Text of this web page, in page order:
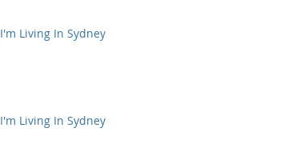
I'm Living In Sydney
I'm Living In Sydney